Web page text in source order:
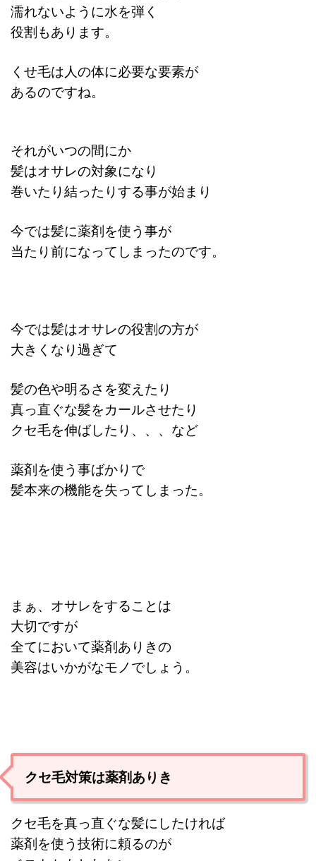
濡れないように水を弾く
役割もあります。
くせ毛は人の体に必要な要素が
あるのですね。
それがいつの間にか
髪はオサレの対象になり
巻いたり結ったりする事が始まり
今では髪に薬剤を使う事が
当たり前になってしまったのです。
今では髪はオサレの役割の方が
大きくなり過ぎて
髪の色や明るさを変えたり
真っ直ぐな髪をカールさせたり
クセ毛を伸ばしたり、、、など
薬剤を使う事ばかりで
髪本来の機能を失ってしまった。
まぁ、オサレをすることは
大切ですが
全てにおいて薬剤ありきの
美容はいかがなモノでしょう。
クセ毛対策は薬剤ありき
クセ毛を真っ直ぐな髪にしたければ
薬剤を使う技術に頼るのが